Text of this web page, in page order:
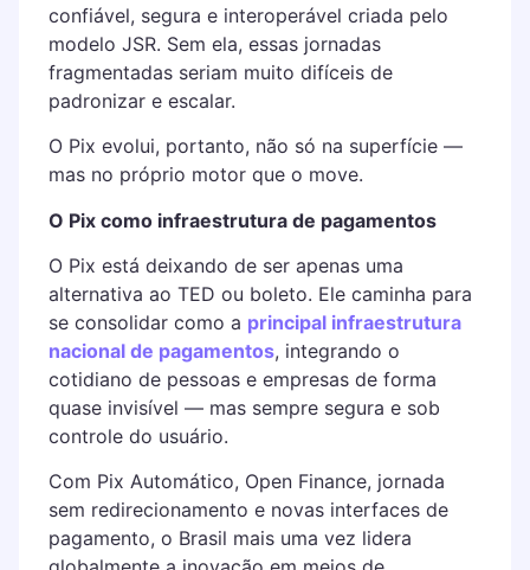
confiável, segura e interoperável criada pelo
modelo JSR. Sem ela, essas jornadas
fragmentadas seriam muito difíceis de
padronizar e escalar.
O Pix evolui, portanto, não só na superfície —
mas no próprio motor que o move.
O Pix como infraestrutura de pagamentos
O Pix está deixando de ser apenas uma
alternativa ao TED ou boleto. Ele caminha para
se consolidar como a principal infraestrutura
nacional de pagamentos, integrando o
cotidiano de pessoas e empresas de forma
quase invisível — mas sempre segura e sob
controle do usuário.
Com Pix Automático, Open Finance, jornada
sem redirecionamento e novas interfaces de
pagamento, o Brasil mais uma vez lidera